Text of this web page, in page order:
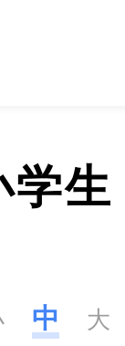
学生
中 大